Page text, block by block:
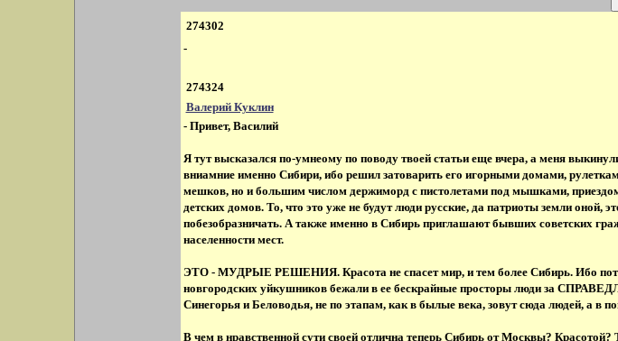
274302
-
274324
Валерий Куклин
- Привет, Василий
Я тут высказался по-умнеому по поводу твоей статьи еще вчера, а меня
вниамние именно Сибири, ибо решил затоварить его игорными домами,
мешков, но и большим числом держиморд с пистолетами под мышками, приездом
детских домов. То, что это уже не будут люди русские, да патриоты земли оной,
побезобразничать. А также именно в Сибирь приглашают бывших советских
населенности мест.
ЭТО - МУДРЫЕ РЕШЕНИЯ. Красота не спасет мир, и тем более Сибирь. Ибо
новгородских уйкушников бежали в ее бескрайные просторы люди за
Синегорья и Беловодья, не по этапам, как в былые века, зовут сюда людей, а в
В чем в нравственной сути своей отлична теперь Сибирь от Москвы?